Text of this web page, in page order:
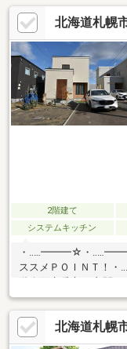
も楽しめる3階のテラ
住宅やアトリエ併用に
学校が徒歩圏内の利便
北海道札幌
2階建て
システムキッチン
・‥…━━━☆・
ススメＰＯＩＮＴ
子供のやけどの心配も
ットウォークや、予定
納力： 各室WIC、シュ
を広く保持○安心の教
北海道札幌